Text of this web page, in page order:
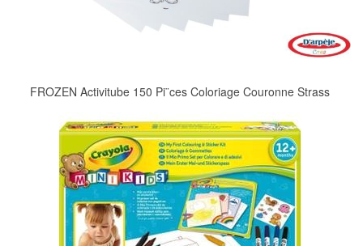
FROZEN Activitube 150 Pi¨ces Coloriage Couronne Strass